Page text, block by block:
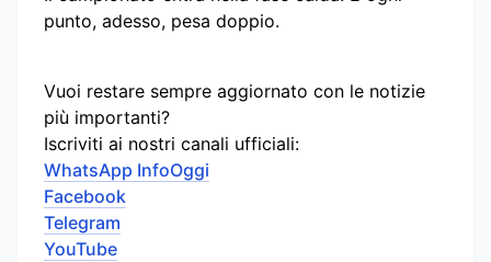
punto, adesso, pesa doppio.
Vuoi restare sempre aggiornato con le notizie
più importanti?
Iscriviti ai nostri canali ufficiali:
WhatsApp InfoOggi
Facebook
Telegram
YouTube